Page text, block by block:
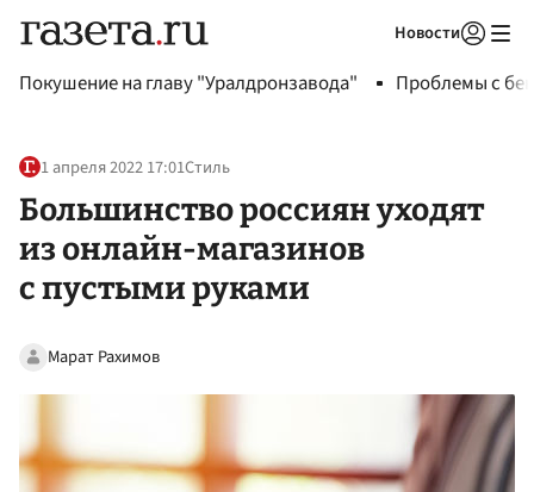
Новости
Покушение на главу "Уралдронзавода" Проблемы с
1 апреля 2022 17:01Стиль
Большинство россиян уходят
из онлайн-магазинов
с пустыми руками
Марат Рахимов